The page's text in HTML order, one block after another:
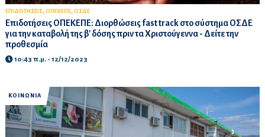
ΕΠΙΔΟΤΗΣΕΙΣ, ΟΠΕΚΕΠΕ, ΟΣΔΕ
Επιδοτήσεις ΟΠΕΚΕΠΕ: Διορθώσεις fast track στο σύστημα ΟΣΔΕ
για την καταβολή της β' δόσης πριν τα Χριστούγεννα - Δείτε την
προθεσμία
10:43 π.μ. - 12/12/2023
ΚΟΙΝΩΝΙΑ